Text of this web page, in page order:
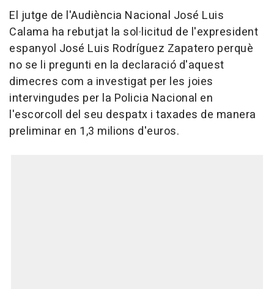
El jutge de l'Audiència Nacional José Luis
Calama ha rebutjat la sol·licitud de l'expresident
espanyol José Luis Rodríguez Zapatero perquè
no se li pregunti en la declaració d'aquest
dimecres com a investigat per les joies
intervingudes per la Policia Nacional en
l'escorcoll del seu despatx i taxades de manera
preliminar en 1,3 milions d'euros.